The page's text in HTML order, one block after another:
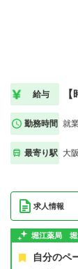
給与
勤務時間 就
最寄り駅 大
求人情報
堀江薬局 堀
自分のペ